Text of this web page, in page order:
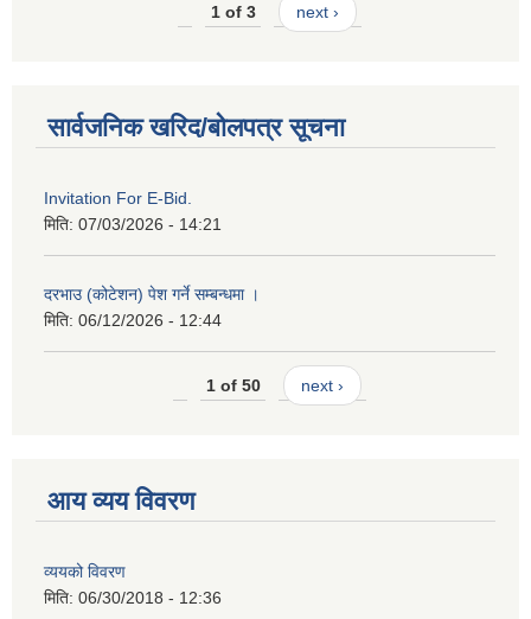
1 of 3 next ›
सार्वजनिक खरिद/बोलपत्र सूचना
Invitation For E-Bid.
मिति: 07/03/2026 - 14:21
दरभाउ (कोटेशन) पेश गर्ने सम्बन्धमा ।
मिति: 06/12/2026 - 12:44
1 of 50 next ›
आय व्यय विवरण
व्ययको विवरण
मिति: 06/30/2018 - 12:36